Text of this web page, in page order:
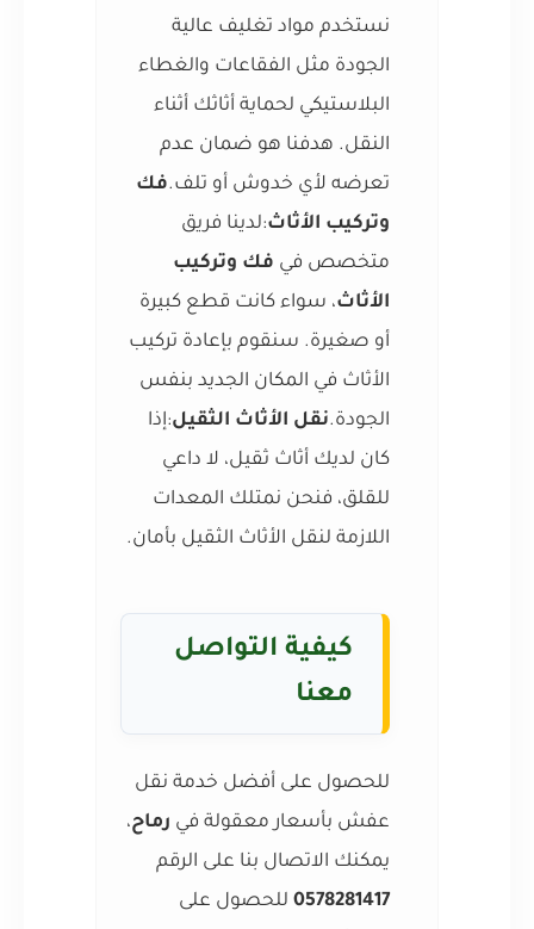
نستخدم مواد تغليف عالية
الجودة مثل الفقاعات والغطاء
البلاستيكي لحماية أثاثك أثناء
النقل. هدفنا هو ضمان عدم
تعرضه لأي خدوش أو تلف.فك
وتركيب الأثاث:لدينا فريق
متخصص في فك وتركيب
الأثاث، سواء كانت قطع كبيرة
أو صغيرة. سنقوم بإعادة تركيب
الأثاث في المكان الجديد بنفس
الجودة.نقل الأثاث الثقيل:إذا
كان لديك أثاث ثقيل، لا داعي
للقلق، فنحن نمتلك المعدات
اللازمة لنقل الأثاث الثقيل بأمان.
كيفية التواصل
معنا
للحصول على أفضل خدمة نقل
عفش بأسعار معقولة في رماح،
يمكنك الاتصال بنا على الرقم
0578281417 للحصول على